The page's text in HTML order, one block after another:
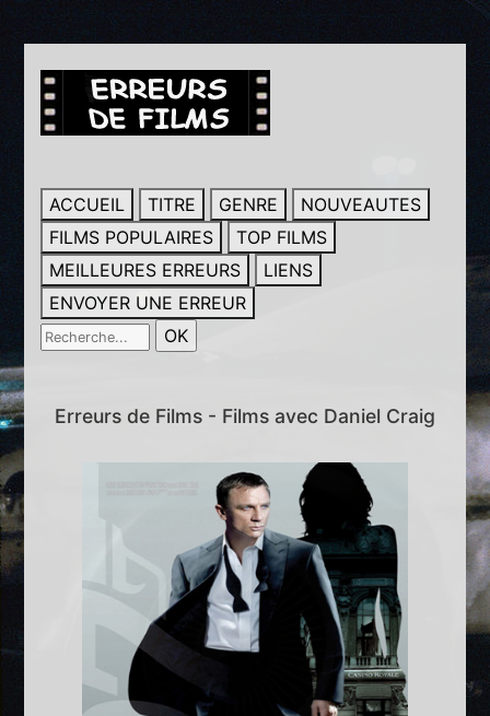
ACCUEIL TITRE GENRE
NOUVEAUTES
FILMS POPULAIRES
TOP FILMS
MEILLEURES ERREURS
LIENS
ENVOYER UNE ERREUR
Erreurs de Films - Films avec Daniel Craig